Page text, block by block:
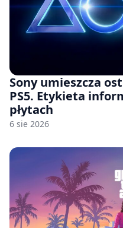
Sony umieszcza
PS5. Etykieta
płytach
6 sie 2026